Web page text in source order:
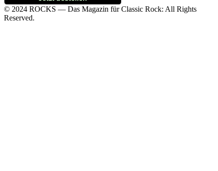
© 2024 ROCKS — Das Magazin für Classic Rock: All Rights
Reserved.